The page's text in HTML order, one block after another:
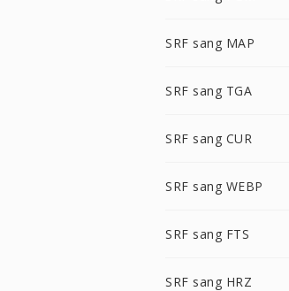
SRF sang MAP
SRF sang TGA
SRF sang CUR
SRF sang WEBP
SRF sang FTS
SRF sang HRZ